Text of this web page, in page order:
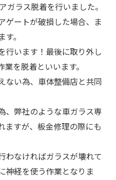
ガラス脱着を行いました。
ゲートが破損した場合、ま
。
行います！最後に取り外し
を脱着といいます。
ない為、車体整備店と共同
、弊社のような車ガラス専
ますが、板金修理の際にも
わなければガラスが壊れて
神経を使う作業となりま